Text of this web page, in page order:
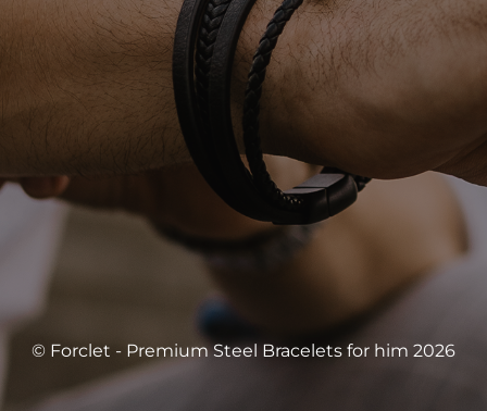
© Forclet - Premium Steel Bracelets for him 2026